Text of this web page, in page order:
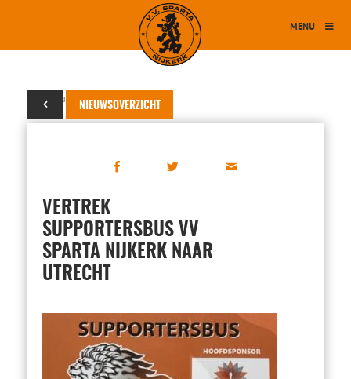
MENU
NIEUWSOVERZICHT
17 augustus 2024
VERTREK
SUPPORTERSBUS VV
SPARTA NIJKERK NAAR
UTRECHT